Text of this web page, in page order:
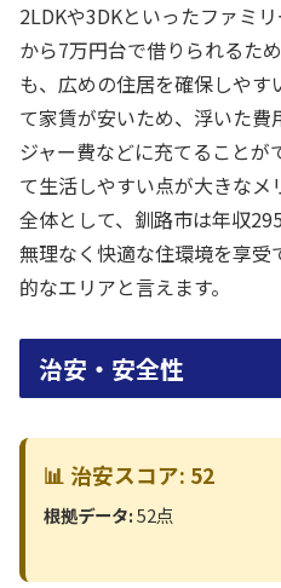
2LDKや3DKといったファミ
から7万円台で借りられるた
も、広めの住居を確保しやす
て家賃が安いため、浮いた
ジャー費などに充てることが
て生活しやすい点が大きなメ
全体として、釧路市は年収
無理なく快適な住環境を享
的なエリアと言えます。
治安・安全性
📊 治安スコア: 52
根拠データ:52点